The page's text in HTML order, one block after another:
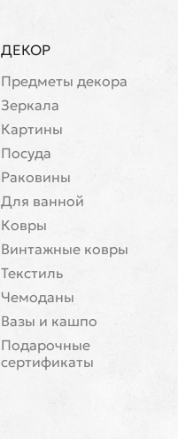
ДЕКОР
Предметы декора
Зеркала
Картины
Посуда
Раковины
Для ванной
Ковры
Винтажные ковры
Текстиль
Чемоданы
Вазы и кашпо
Подарочные
сертификаты